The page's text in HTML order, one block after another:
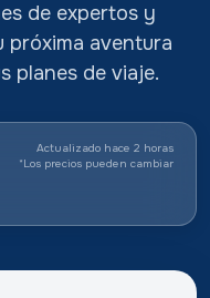
de expertos y
próxima aventura
planes de viaje.
Actualizado hace 2 horas
*Los precios pueden cambiar